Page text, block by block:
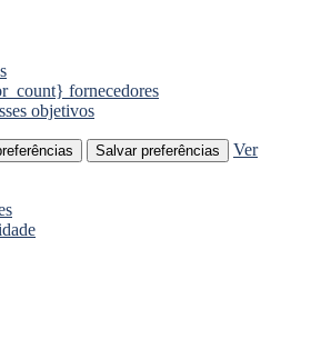
fornecedores
objetivos
Salvar preferências
Ver